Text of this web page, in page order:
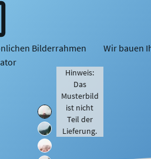
Bilderrahmen
Wir bauen
Hinweis:
Das
Musterbild
ist nicht
Teil der
Lieferung.